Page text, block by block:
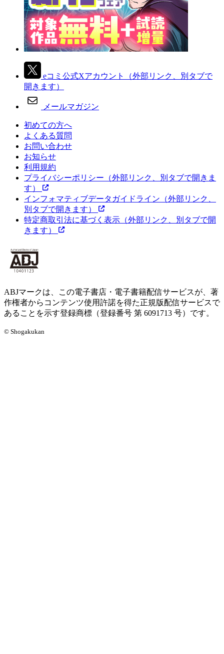
eコミ公式Xアカウント
（外部リンク、別タブで
開きます）
メールマガジン
初めての方へ
よくある質問
お問い合わせ
お知らせ
利用規約
プライバシーポリシー （外部リンク、別タブで開きま
す）
インフォマティブデータガイドライン （外部リンク、
別タブで開きます）
特定商取引法に基づく表示 （外部リンク、別タブで開
きます）
ABJマークは、この電子書店・電子書籍配信サービスが、著
作権者からコンテンツ使用許諾を得た正規版配信サービスで
あることを示す登録商標（登録番号 第 6091713 号）です。
© Shogakukan